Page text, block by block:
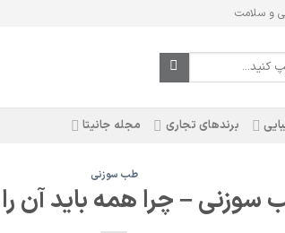
و سلامت
برندهای تجاری مجله جانیتا
طب سوزنی
سوزنی – چرا همه باید آن